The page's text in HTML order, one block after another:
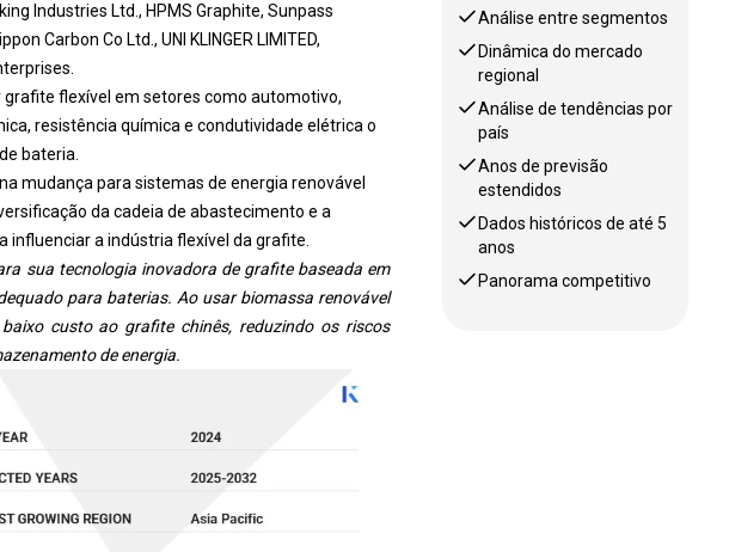
Industries Ltd., HPMS Graphite, Sunpass
Carbon Co Ltd., UNI KLINGER LIMITED,
flexível em setores como automotivo,
resistência química e condutividade elétrica o
bateria.
mudança para sistemas de energia renovável
da cadeia de abastecimento e a
a indústria flexível da grafite.
sua tecnologia inovadora de grafite baseada em
para baterias. Ao usar biomassa renovável
custo ao grafite chinês, reduzindo os riscos
de energia.
Análise entre segmentos
Dinâmica do mercado
regional
Análise de tendências por
país
Anos de previsão
estendidos
Dados históricos de até 5
anos
Panorama competitivo